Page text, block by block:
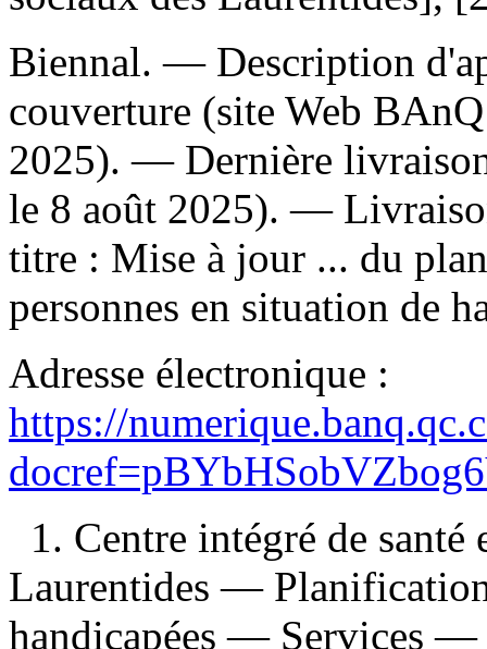
Biennal. — Description
couverture (site Web
2025). — Dernière
le 8 août 2025). —
titre : Mise à jour ... du
personnes en situation de
Adresse électronique :
https://
1. Centre intégré de santé
Laurentides —
handicapées — Services